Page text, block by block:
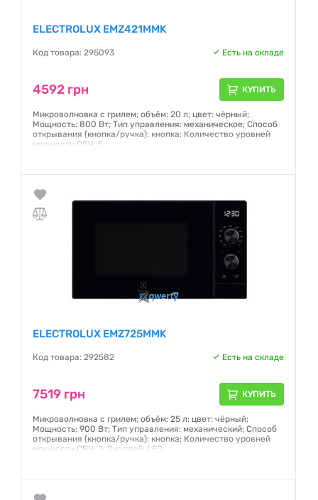
ELECTROLUX EMZ421MMK
Код товара: 295093 Есть на складе
4592 грн КУПИТЬ
Микроволновка с грилем; объём: 20 л; цвет: чёрный;
Мощность: 800 Вт; Тип управления: механическое; Способ
открывания (кнопка/ручка): кнопка; Количество уровней
мощности СВЧ: 5
ELECTROLUX EMZ725MMK
Код товара: 292582 Есть на складе
7519 грн КУПИТЬ
Микроволновка с грилем; объём: 25 л; цвет: чёрный;
Мощность: 900 Вт; Тип управления: механический; Способ
открывания (кнопка/ручка): кнопка; Количество уровней
мощности СВЧ: 7; Дисплей: LED